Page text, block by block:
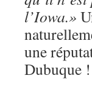
l’Iowa.»
une
Dubuque !